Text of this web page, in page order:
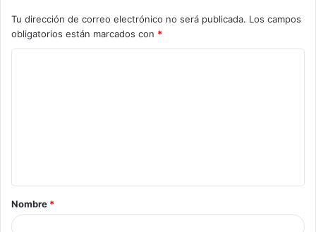
Tu dirección de correo electrónico no será publicada. Los campos
obligatorios están marcados con *
Nombre *